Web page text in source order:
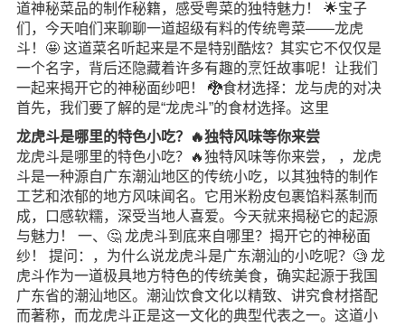
道神秘菜品的制作秘籍，感受粤菜的独特魅力！ 🌟宝子
们，今天咱们来聊聊一道超级有料的传统粤菜——龙虎
斗！🤩 这道菜名听起来是不是特别酷炫？其实它不仅仅是
一个名字，背后还隐藏着许多有趣的烹饪故事呢！让我们
一起来揭开它的神秘面纱吧！ 🐉食材选择：龙与虎的对决
首先，我们要了解的是“龙虎斗”的食材选择。这里
龙虎斗是哪里的特色小吃？🔥独特风味等你来尝
龙虎斗是哪里的特色小吃？🔥独特风味等你来尝， ，龙虎
斗是一种源自广东潮汕地区的传统小吃，以其独特的制作
工艺和浓郁的地方风味闻名。它用米粉皮包裹馅料蒸制而
成，口感软糯，深受当地人喜爱。今天就来揭秘它的起源
与魅力！ 一、🤔 龙虎斗到底来自哪里？揭开它的神秘面
纱！ 提问：，为什么说龙虎斗是广东潮汕的小吃呢？🧐 龙
虎斗作为一道极具地方特色的传统美食，确实起源于我国
广东省的潮汕地区。潮汕饮食文化以精致、讲究食材搭配
而著称，而龙虎斗正是这一文化的典型代表之一。这道小